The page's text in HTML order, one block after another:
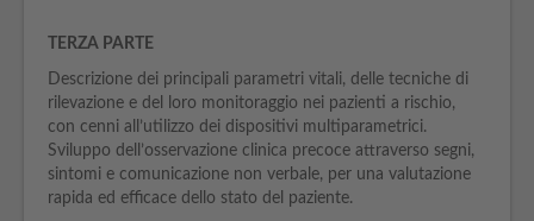
TERZA PARTE
Descrizione dei principali parametri vitali, delle tecniche di
rilevazione e del loro monitoraggio nei pazienti a rischio,
con cenni all’utilizzo dei dispositivi multiparametrici.
Sviluppo dell’osservazione clinica precoce attraverso segni,
sintomi e comunicazione non verbale, per una valutazione
rapida ed efficace dello stato del paziente.